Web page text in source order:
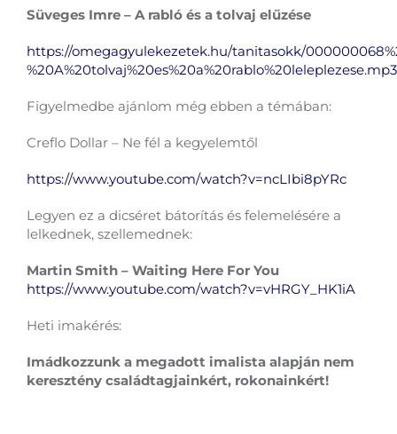
Süveges Imre – A rabló és a tolvaj elűzése
https://omegagyulekezetek.hu/tanitasokk/
%20A%20tolvaj%20es%20a%20rablo%20leleplezese.mp3
Figyelmedbe ajánlom még ebben a témában:
Creflo Dollar – Ne fél a kegyelemtől
https://www.youtube.com/watch?v=ncLIbi8pYRc
Legyen ez a dicséret bátorítás és felemelésére a
lelkednek, szellemednek:
Martin Smith – Waiting Here For You
https://www.youtube.com/watch?v=vHRGY_HK1iA
Heti imakérés:
Imádkozzunk a megadott imalista alapján nem
keresztény családtagjainkért, rokonainkért!